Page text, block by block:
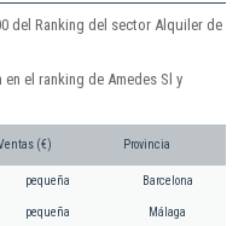
del Ranking del sector Alquiler de
el ranking de Amedes Sl y
(€) Provincia
pequeña Barcelona
pequeña Málaga